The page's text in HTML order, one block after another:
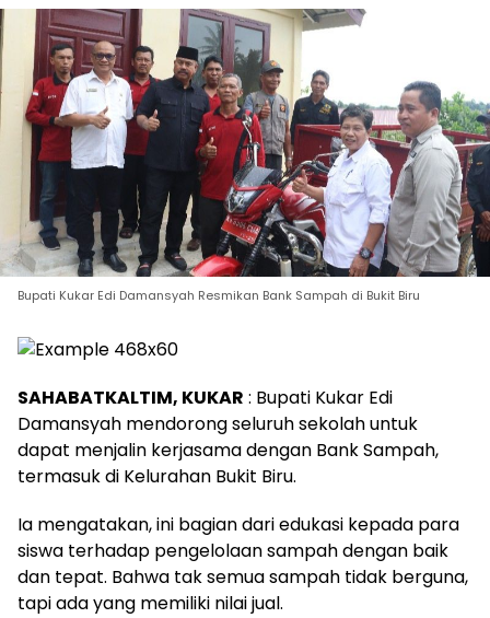
Bupati Kukar Edi Damansyah Resmikan Bank Sampah di Bukit Biru
SAHABATKALTIM, KUKAR : Bupati Kukar Edi
Damansyah mendorong seluruh sekolah untuk
dapat menjalin kerjasama dengan Bank Sampah,
termasuk di Kelurahan Bukit Biru.
Ia mengatakan, ini bagian dari edukasi kepada para
siswa terhadap pengelolaan sampah dengan baik
dan tepat. Bahwa tak semua sampah tidak berguna,
tapi ada yang memiliki nilai jual.